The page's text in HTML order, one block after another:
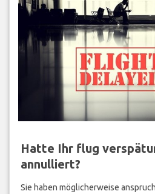
Hatte Ihr flug
annulliert?
Sie haben möglicherweise